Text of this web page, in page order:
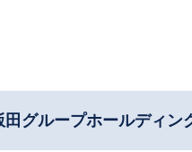
田グループホールディ